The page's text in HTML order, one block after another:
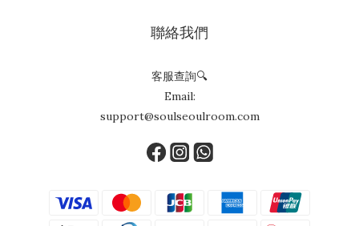
聯絡我們
客服查詢🔍
Email:
support@soulseoulroom.com